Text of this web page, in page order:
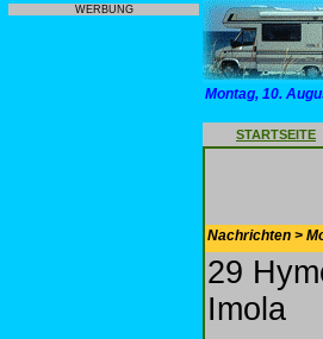
WERBUNG
Montag, 10.
STARTSEITE
Nachrichten >
29
Imola